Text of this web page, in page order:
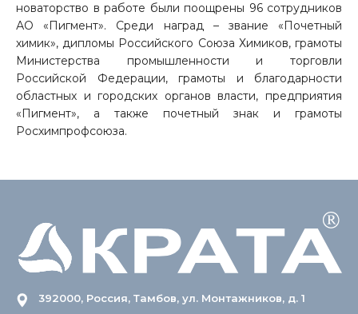
новаторство в работе были поощрены 96 сотрудников
АО «Пигмент». Среди наград – звание «Почетный
химик», дипломы Российского Союза Химиков, грамоты
Министерства промышленности и торговли
Российской Федерации, грамоты и благодарности
областных и городских органов власти, предприятия
«Пигмент», а также почетный знак и грамоты
Росхимпрофсоюза.
392000, Россия, Тамбов, ул. Монтажников, д. 1